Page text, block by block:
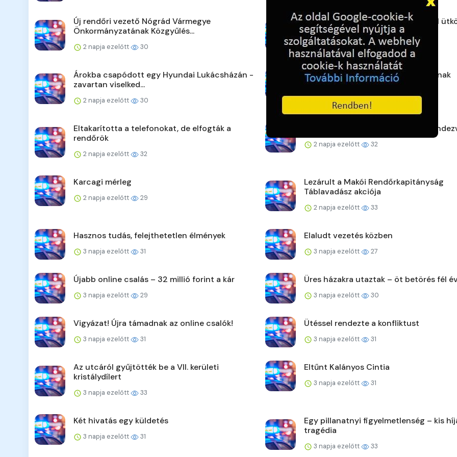
Új rendőri vezető Nógrád Vármegye
Önkormányzatának Közgyűlés...
2 napja ezelőtt 30
Áttért a felezővonalon és BMW-vel
egy Opel a 87-es ...
2 napja ezelőtt 43
Árokba csapódott egy Hyundai Lukácsházán -
zavartan viselked...
2 napja ezelőtt 30
A rendőrök ott segítenek, ahol tudnak
Eltakarította a telefonokat, de elfogták a
rendőrök
2 napja ezelőtt 32
Veszprém vármegye augusztusi
2 napja ezelőtt 32
Karcagi mérleg
2 napja ezelőtt 29
Lezárult a Makói Rendőrkapitányság
Táblavadász akciója
2 napja ezelőtt 33
Hasznos tudás, felejthetetlen élmények
3 napja ezelőtt 31
Elaludt vezetés közben
3 napja ezelőtt 27
Újabb online csalás – 32 millió forint a kár
3 napja ezelőtt 29
Üres házakra utaztak – öt betörés fél
3 napja ezelőtt 30
Vigyázat! Újra támadnak az online csalók!
3 napja ezelőtt 31
Ütéssel rendezte a konfliktust
3 napja ezelőtt 31
Az utcáról gyűjtötték be a VII. kerületi
kristálydílert
3 napja ezelőtt 33
Eltűnt Kalányos Cintia
3 napja ezelőtt 31
Két hivatás egy küldetés
3 napja ezelőtt 31
Egy pillanatnyi figyelmetlenség – kis
tragédia
3 napja ezelőtt 33